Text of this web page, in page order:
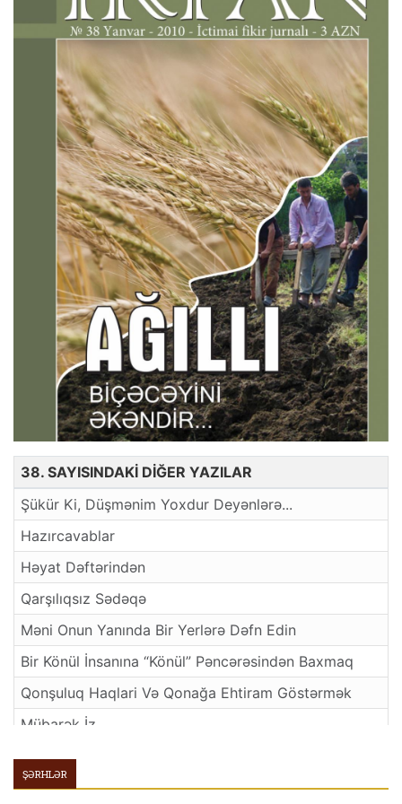
38. SAYISINDAKİ DİĞER YAZILAR
Şükür Ki, Düşmənim Yoxdur Deyənlərə...
Hazırcavablar
Həyat Dəftərindən
Qarşılıqsız Sədəqə
Məni Onun Yanında Bir Yerlərə Dəfn Edin
Bir Könül İnsanına “Könül” Pәncәrәsindәn Baxmaq
Qonşuluq Haqlari Və Qonağa Ehtiram Göstərmək
Mübarək İz
Şaxta Baba
Quyudan Göy Görünür
ŞƏRHLƏR